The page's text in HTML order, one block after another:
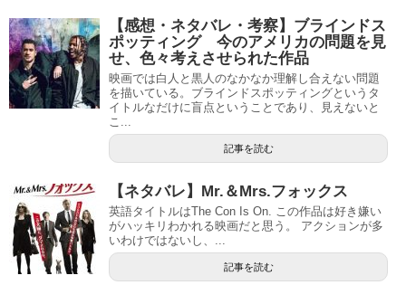
【感想・ネタバレ・考察】ブラインドス
ポッティング 今のアメリカの問題を見
せ、色々考えさせられた作品
映画では白人と黒人のなかなか理解し合えない問題
を描いている。ブラインドスポッティングというタ
イトルなだけに盲点ということであり、見えないと
こ...
記事を読む
【ネタバレ】Mr.＆Mrs.フォックス
英語タイトルはThe Con Is On. この作品は好き嫌い
がハッキリわかれる映画だと思う。 アクションが多
いわけではないし、...
記事を読む